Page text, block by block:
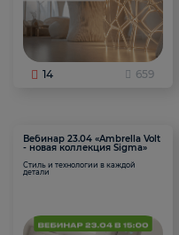
14 659
Вебинар 23.04 «Ambrella Volt
- новая коллекция Sigma»
Стиль и технологии в каждой
детали